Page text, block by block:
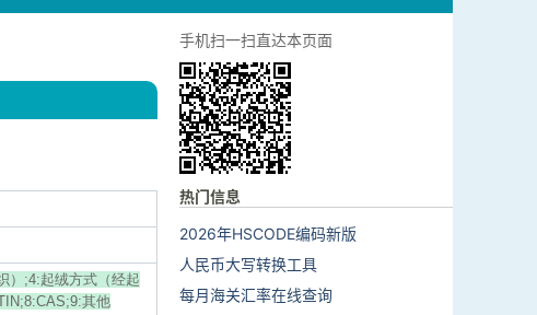
）;4:起绒方式（经起
其他
手机扫一扫直达本页面
热门信息
2026年HSCODE编码新版
人民币大写转换工具
每月海关汇率在线查询